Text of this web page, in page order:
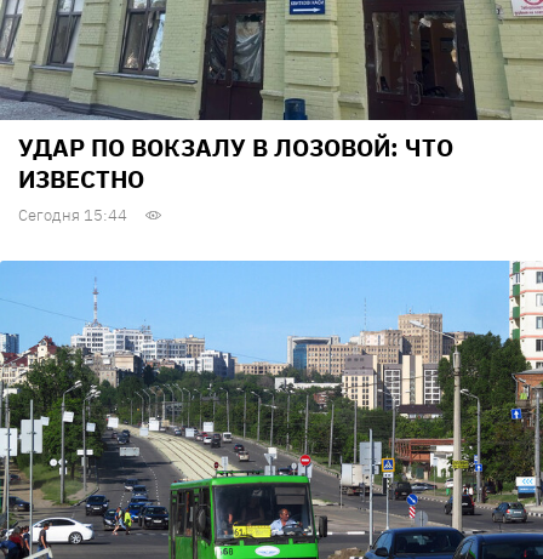
УДАР ПО ВОКЗАЛУ В ЛОЗОВОЙ: ЧТО
ИЗВЕСТНО
Сегодня 15:44